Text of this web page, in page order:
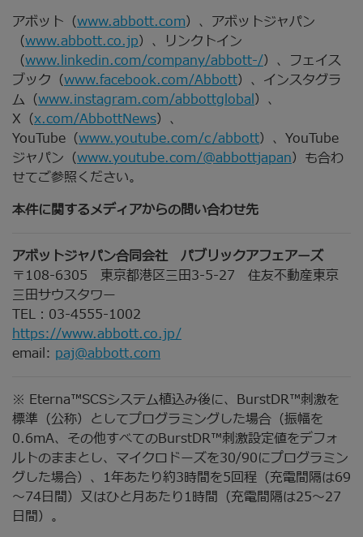
アボット（www.abbott.com）、アボットジャパン
（www.abbott.co.jp）、リンクトイン
（www.linkedin.com/company/abbott-/）、フェイス
ブック（www.facebook.com/Abbott）、インスタグラ
ム（www.instagram.com/abbottglobal）、
X（x.com/AbbottNews）、
YouTube（www.youtube.com/c/abbott）、YouTube
ジャパン（www.youtube.com/@abbottjapan）も合わ
せてご参照ください。
本件に関するメディアからの問い合わせ先
アボットジャパン合同会社 パブリックアフェアーズ
〒108-6305 東京都港区三田3-5-27 住友不動産東京
三田サウスタワー
TEL：03-4555-1002
https://www.abbott.co.jp/
email: paj@abbott.com
※ Eterna™SCSシステム植込み後に、BurstDR™刺激を
標準（公称）としてプログラミングした場合（振幅を
0.6mA、その他すべてのBurstDR™刺激設定値をデフォ
ルトのままとし、マイクロドーズを30/90にプログラミン
グした場合）、1年あたり約3時間を5回程（充電間隔は69
～74日間）又はひと月あたり1時間（充電間隔は25～27
日間）。